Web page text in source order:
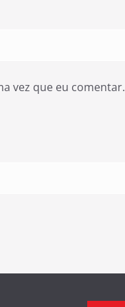
vez que eu comentar.